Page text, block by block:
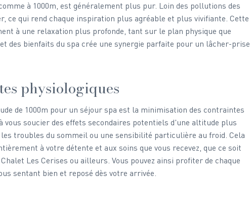
à 1000m, est généralement plus pur. Loin des pollutions des
ce qui rend chaque inspiration plus agréable et plus vivifiante. Cette
à une relaxation plus profonde, tant sur le plan physique que
des bienfaits du spa crée une synergie parfaite pour un lâcher-prise
physiologiques
de 1000m pour un séjour spa est la minimisation des contraintes
vous soucier des effets secondaires potentiels d'une altitude plus
troubles du sommeil ou une sensibilité particulière au froid. Cela
à votre détente et aux soins que vous recevez, que ce soit
Les Cerises ou ailleurs. Vous pouvez ainsi profiter de chaque
sentant bien et reposé dès votre arrivée.